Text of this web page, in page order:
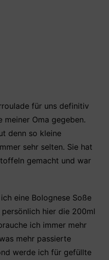
für uns definitiv
meiner Oma gegeben.
denn so kleine
sehr selten. Sie hat
gemacht und war
eine Bolognese Soße
hier die 200ml
ich immer mehr
mehr passierte
werde ich für gefüllte